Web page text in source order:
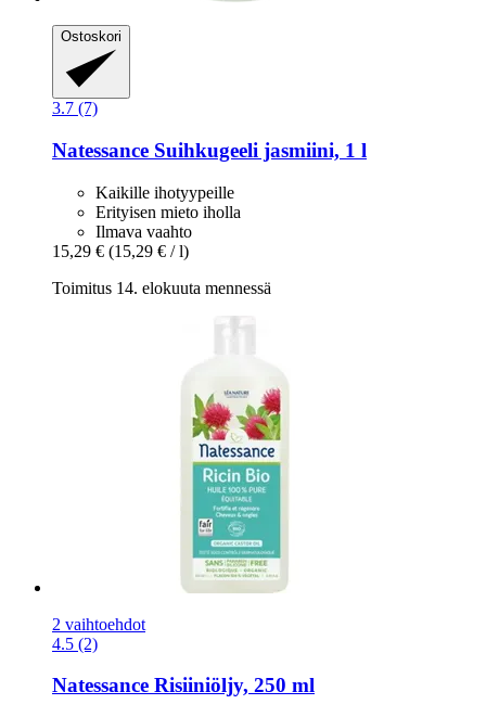
Ostoskori
3.7 (7)
Natessance Suihkugeeli jasmiini, 1 l
Kaikille ihotyypeille
Erityisen mieto iholla
Ilmava vaahto
15,29 € (15,29 € / l)
Toimitus 14. elokuuta mennessä
2 vaihtoehdot
4.5 (2)
Natessance Risiiniöljy, 250 ml